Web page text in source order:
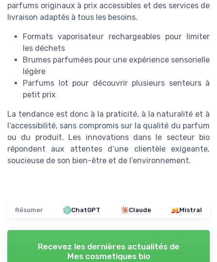
parfums originaux à prix accessibles et des services de
livraison adaptés à tous les besoins.
Formats vaporisateur rechargeables pour limiter
les déchets
Brumes parfumées pour une expérience sensorielle
légère
Parfums lot pour découvrir plusieurs senteurs à
petit prix
La tendance est donc à la praticité, à la naturalité et à
l’accessibilité, sans compromis sur la qualité du parfum
ou du produit. Les innovations dans le secteur bio
répondent aux attentes d’une clientèle exigeante,
soucieuse de son bien-être et de l’environnement.
Résumer ChatGPT Claude Mistral
Recevez les dernières actualités de
Mes cosmetiques bio